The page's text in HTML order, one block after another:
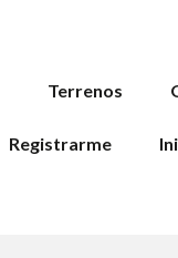
Terrenos
Registrarme